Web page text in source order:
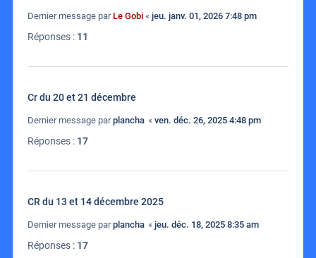
Dernier message par Le Gobi « jeu. janv. 01, 2026 7:48 pm
Réponses : 11
Cr du 20 et 21 décembre
Dernier message parplancha « ven. déc. 26, 2025 4:48 pm
Réponses : 17
CR du 13 et 14 décembre 2025
Dernier message parplancha « jeu. déc. 18, 2025 8:35 am
Réponses : 17